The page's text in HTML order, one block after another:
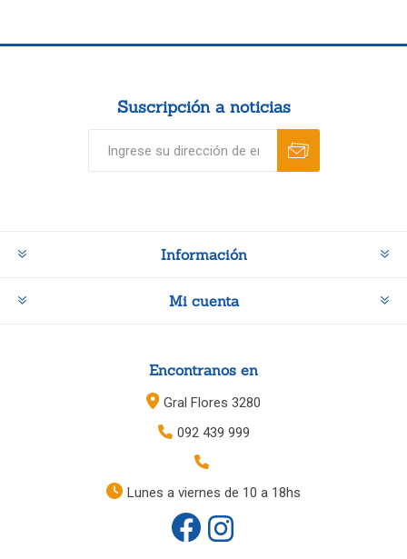
Suscripción a noticias
Información
Mi cuenta
Encontranos en
Gral Flores 3280
092 439 999
Lunes a viernes de 10 a 18hs